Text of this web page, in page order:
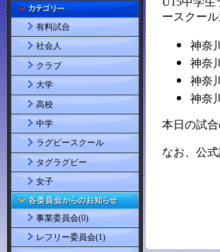
有料試合
社会人
クラブ
大学
高校
中学
ラグビースクール
タグラグビー
女子
事業委員会(0)
レフリー委員会(1)